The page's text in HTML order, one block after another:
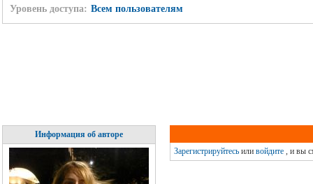
Уровень доступа: Всем пользователям
Информация об авторе
Зарегистрируйтесьили войдите, и вы